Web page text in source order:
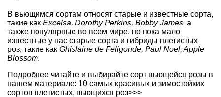
В вьющимся сортам относят старые и известные сорта,
такие как Excelsa, Dorothy Perkins, Bobby James, а
также популярные во всем мире, но пока мало
известные у нас старые сорта и гибриды плетистых
роз, такие как Ghislaine de Feligonde, Paul Noel, Apple
Blossom.
Подробнее читайте и выбирайте сорт вьющейся розы в
нашем материале: 10 самых красивых и зимостойких
сортов плетистых, вьющихся роз>>>